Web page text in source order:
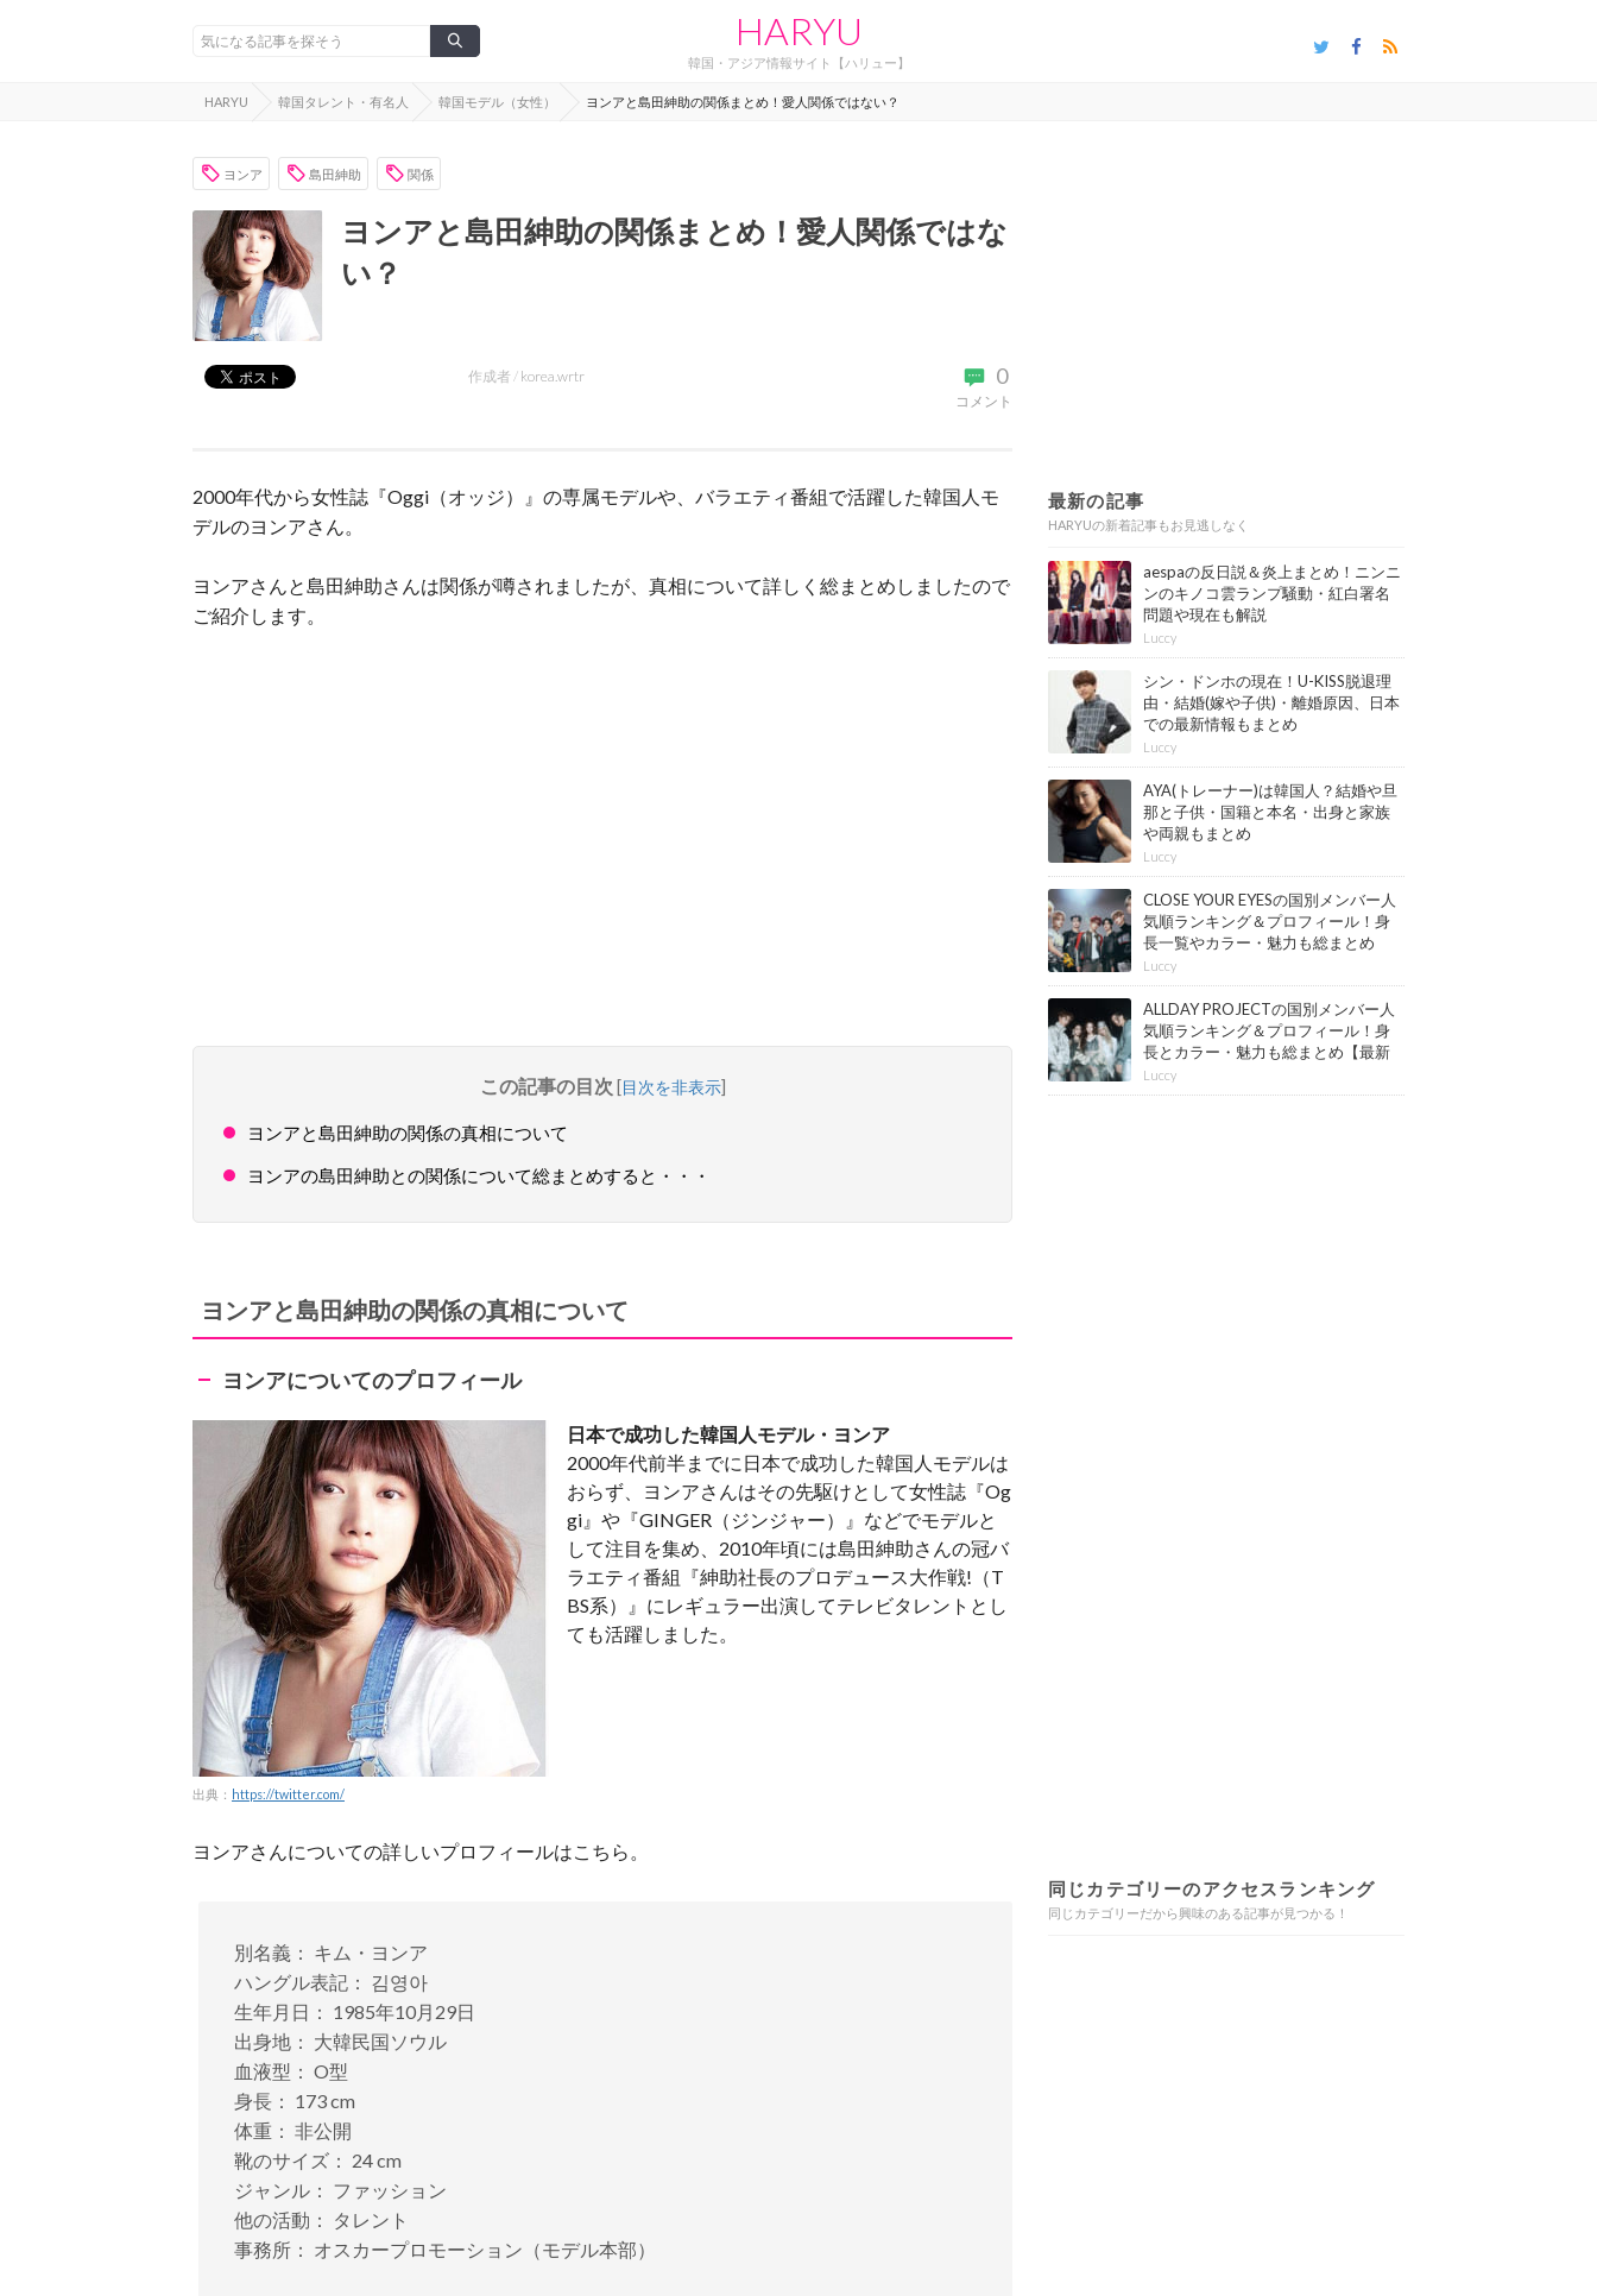
HARYU
韓国・アジア情報サイト【ハリュー】
HARYU 韓国タレント・有名人 韓国モデル（女性） ヨンアと島田紳助の関係まとめ！愛人関係ではない？
ヨンア 島田紳助 関係
ヨンアと島田紳助の関係まとめ！愛人関係ではな
い？
0
コメント
作成者 / korea.wrtr
2000年代から女性誌『Oggi（オッジ）』の専属モデルや、バラエティ番組で活躍した韓国人モ
デルのヨンアさん。
ヨンアさんと島田紳助さんは関係が噂されましたが、真相について詳しく総まとめしましたので
ご紹介します。
この記事の目次 [目次を非表示]
ヨンアと島田紳助の関係の真相について
ヨンアの島田紳助との関係について総まとめすると・・・
ヨンアと島田紳助の関係の真相について
ヨンアについてのプロフィール
出典： https://twitter.com/
日本で成功した韓国人モデル・ヨンア
2000年代前半までに日本で成功した韓国人モデルは
おらず、ヨンアさんはその先駆けとして女性誌『Og
gi』や『GINGER（ジンジャー）』などでモデルと
して注目を集め、2010年頃には島田紳助さんの冠バ
ラエティ番組『紳助社長のプロデュース大作戦!（T
BS系）』にレギュラー出演してテレビタレントとし
ても活躍しました。
ヨンアさんについての詳しいプロフィールはこちら。
別名義： キム・ヨンア
ハングル表記： 김영아
生年月日： 1985年10月29日
出身地： 大韓民国ソウル
血液型： O型
身長： 173 cm
体重： 非公開
靴のサイズ： 24 cm
ジャンル： ファッション
他の活動： タレント
事務所： オスカープロモーション（モデル本部）
最新の記事
HARYUの新着記事もお見逃しなく
aespaの反日説＆炎上まとめ！ニンニ
ンのキノコ雲ランプ騒動・紅白署名
問題や現在も解説
Luccy
シン・ドンホの現在！U-KISS脱退理
由・結婚(嫁や子供)・離婚原因、日本
での最新情報もまとめ
Luccy
AYA(トレーナー)は韓国人？結婚や旦
那と子供・国籍と本名・出身と家族
や両親もまとめ
Luccy
CLOSE YOUR EYESの国別メンバー人
気順ランキング＆プロフィール！身
長一覧やカラー・魅力も総まとめ
【最新版】
Luccy
ALLDAY PROJECTの国別メンバー人
気順ランキング＆プロフィール！身
長とカラー・魅力も総まとめ【最新
版】
Luccy
同じカテゴリーのアクセスランキング
同じカテゴリーだから興味のある記事が見つかる！